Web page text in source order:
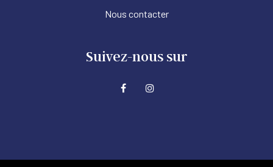
Nous contacter
Suivez-nous sur